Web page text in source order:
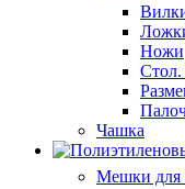
Ножи
Чашка
Мешки для